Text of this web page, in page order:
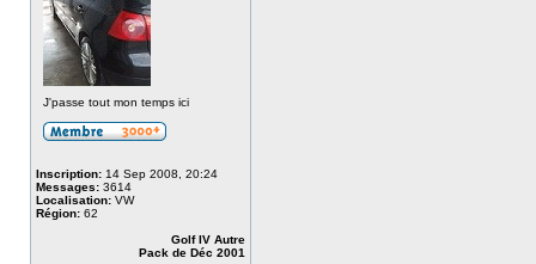
J'passe tout mon temps ici
Inscription: 14 Sep 2008, 20:24
Messages: 3614
Localisation: VW
Région: 62
Golf IV Autre
Pack de Déc 2001